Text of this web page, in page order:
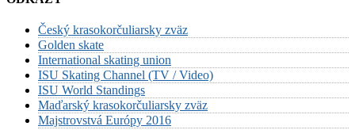
Český krasokorčuliarsky zväz
Golden skate
International skating union
ISU Skating Channel (TV / Video)
ISU World Standings
Maďarský krasokorčuliarsky zväz
Majstrovstvá Európy 2016